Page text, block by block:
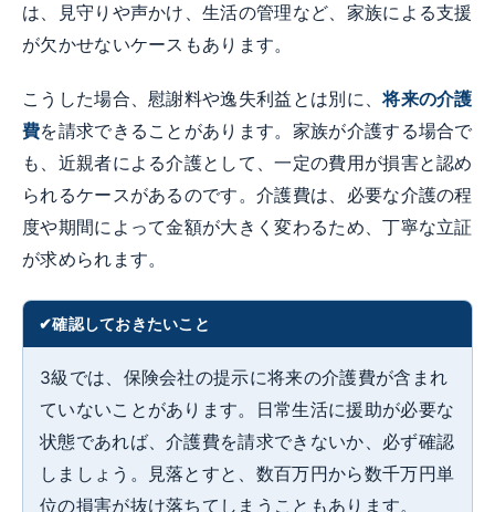
は、見守りや声かけ、生活の管理など、家族による支援
が欠かせないケースもあります。
こうした場合、慰謝料や逸失利益とは別に、将来の介護
費を請求できることがあります。家族が介護する場合で
も、近親者による介護として、一定の費用が損害と認め
られるケースがあるのです。介護費は、必要な介護の程
度や期間によって金額が大きく変わるため、丁寧な立証
が求められます。
確認しておきたいこと
3級では、保険会社の提示に将来の介護費が含まれ
ていないことがあります。日常生活に援助が必要な
状態であれば、介護費を請求できないか、必ず確認
しましょう。見落とすと、数百万円から数千万円単
位の損害が抜け落ちてしまうこともあります。